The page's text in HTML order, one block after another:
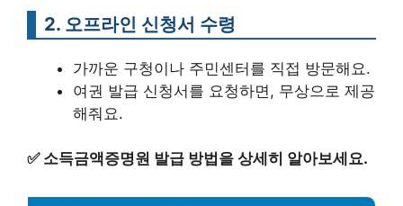
2. 오프라인 신청서 수령
가까운 구청이나 주민센터를 직접 방문해요.
여권 발급 신청서를 요청하면, 무상으로 제공
해줘요.
✅ 소득금액증명원 발급 방법을 상세히 알아보세요.